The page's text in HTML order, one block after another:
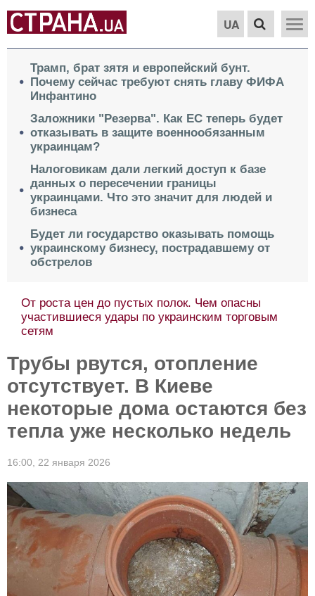
UA
Трамп, брат зятя и европейский бунт.
Почему сейчас требуют снять главу ФИФА
Инфантино
Заложники "Резерва". Как ЕС теперь будет
отказывать в защите военнообязанным
украинцам?
Налоговикам дали легкий доступ к базе
данных о пересечении границы
украинцами. Что это значит для людей и
бизнеса
Будет ли государство оказывать помощь
украинскому бизнесу, пострадавшему от
обстрелов
От роста цен до пустых полок. Чем опасны
участившиеся удары по украинским торговым
сетям
Трубы рвутся, отопление
отсутствует. В Киеве
некоторые дома остаются без
тепла уже несколько недель
16:00, 22 января 2026